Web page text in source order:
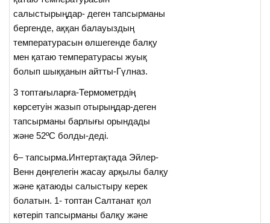
салыстырыңдар- деген тапсырманы
бергенде, аққан балауыздың
температурасын өлшегенде балқу
мен қатаю температурасы жуық
болып шыққанын айтты-Гүлназ.
3 топтағыларға-Термометрдің
көрсетуін жазып отырыңдар-деген
тапсырманы барлығы орындады
және 52ºC болды-деді.
6– тапсырма.Интертақтада Эйлер-
Венн дөңгелегін жасау арқылы балқу
және қатаюды салыстыру керек
болатын. 1- топтан Салтанат қол
көтеріп тапсырманы балқу және